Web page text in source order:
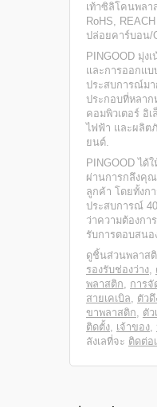
เท้าซิลิโคนพลา
RoHS,
ปล่อยคาร์บอน/
PINGOOD มุ่ง
และการออกแบ
ประสบการณ์มา
ประกอบที่หลาก
คอมพิวเตอร์ อิ
ไฟฟ้า และผลิต
ยนต์.
PINGOOD ได้
ผ่านการกลึงคุ
ลูกค้า โดยทั้งก
ประสบการณ์
ว่าความต้องกา
รับการตอบสนอ
ดูชิ้นส่วนพลาส
รองรับช่องว่าง,
พลาสติก, การจั
สายเคเบิล, ตัวดึ
ขาพลาสติก, ตัว
ติดตั้ง, เจ้าของ,
ลังเลที่จะ ติดต่อ